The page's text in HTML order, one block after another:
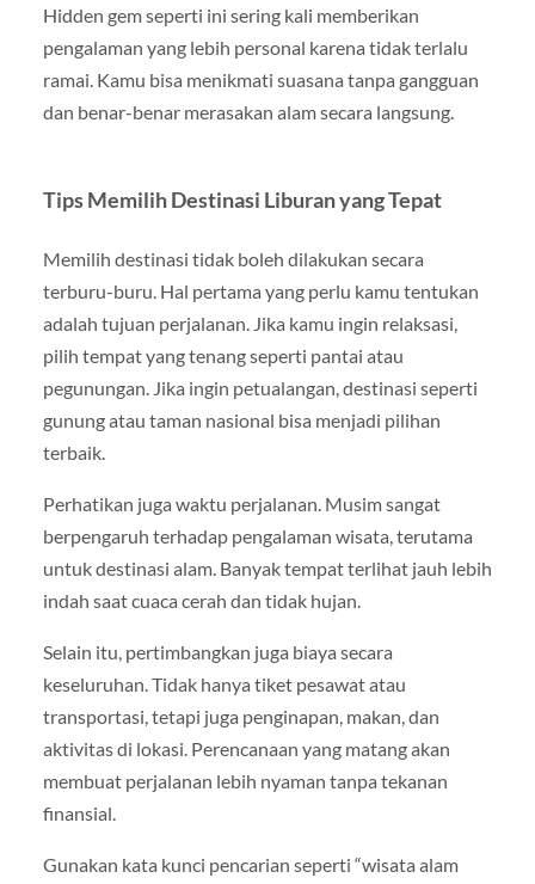
Hidden gem seperti ini sering kali memberikan
pengalaman yang lebih personal karena tidak terlalu
ramai. Kamu bisa menikmati suasana tanpa gangguan
dan benar-benar merasakan alam secara langsung.
Tips Memilih Destinasi Liburan yang Tepat
Memilih destinasi tidak boleh dilakukan secara
terburu-buru. Hal pertama yang perlu kamu tentukan
adalah tujuan perjalanan. Jika kamu ingin relaksasi,
pilih tempat yang tenang seperti pantai atau
pegunungan. Jika ingin petualangan, destinasi seperti
gunung atau taman nasional bisa menjadi pilihan
terbaik.
Perhatikan juga waktu perjalanan. Musim sangat
berpengaruh terhadap pengalaman wisata, terutama
untuk destinasi alam. Banyak tempat terlihat jauh lebih
indah saat cuaca cerah dan tidak hujan.
Selain itu, pertimbangkan juga biaya secara
keseluruhan. Tidak hanya tiket pesawat atau
transportasi, tetapi juga penginapan, makan, dan
aktivitas di lokasi. Perencanaan yang matang akan
membuat perjalanan lebih nyaman tanpa tekanan
finansial.
Gunakan kata kunci pencarian seperti “wisata alam